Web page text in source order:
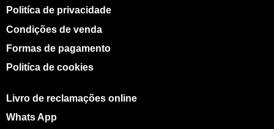
Politíca de privacidade
Condições de venda
Formas de pagamento
Politíca de cookies
Livro de reclamações online
Whats App